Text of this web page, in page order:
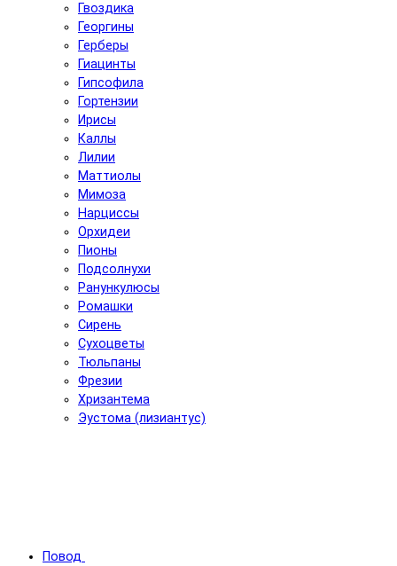
Гвоздика
Георгины
Герберы
Гиацинты
Гипсофила
Гортензии
Ирисы
Каллы
Лилии
Маттиолы
Мимоза
Нарциссы
Орхидеи
Пионы
Подсолнухи
Ранункулюсы
Ромашки
Сирень
Сухоцветы
Тюльпаны
Фрезии
Хризантема
Эустома (лизиантус)
Повод